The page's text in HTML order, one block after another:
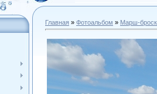
Главная » Фотоальбом » Марш-